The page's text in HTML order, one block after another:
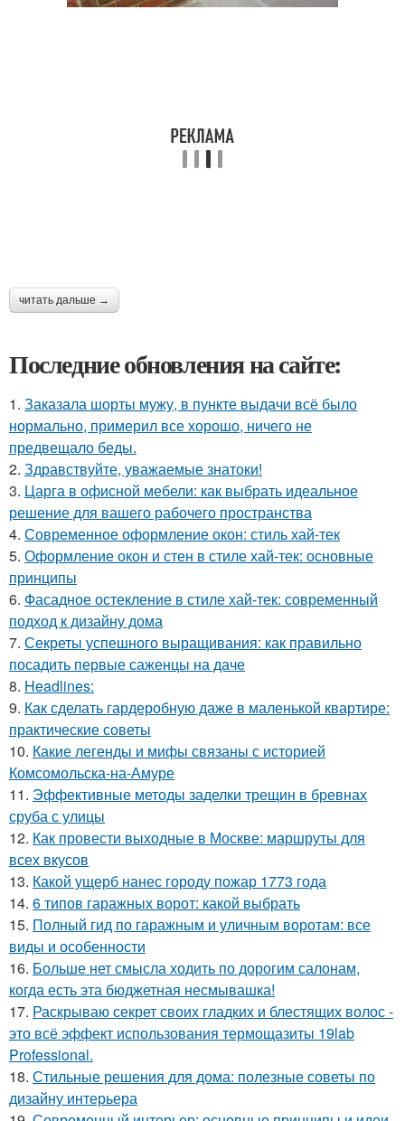
читать дальше →
Последние обновления на сайте:
1. Заказала шорты мужу, в пункте выдачи всё было
нормально, примерил все хорошо, ничего не
предвещало беды.
2. Здравствуйте, уважаемые знатоки!
3. Царга в офисной мебели: как выбрать идеальное
решение для вашего рабочего пространства
4. Современное оформление окон: стиль хай-тек
5. Оформление окон и стен в стиле хай-тек: основные
принципы
6. Фасадное остекление в стиле хай-тек: современный
подход к дизайну дома
7. Секреты успешного выращивания: как правильно
посадить первые саженцы на даче
8. Headlines:
9. Как сделать гардеробную даже в маленькой квартире:
практические советы
10. Какие легенды и мифы связаны с историей
Комсомольска-на-Амуре
11. Эффективные методы заделки трещин в бревнах
сруба с улицы
12. Как провести выходные в Москве: маршруты для
всех вкусов
13. Какой ущерб нанес городу пожар 1773 года
14. 6 типов гаражных ворот: какой выбрать
15. Полный гид по гаражным и уличным воротам: все
виды и особенности
16. Больше нет смысла ходить по дорогим салонам,
когда есть эта бюджетная несмывашка!
17. Раскрываю секрет своих гладких и блестящих волос -
это всё эффект использования термощазиты 19lab
Professional.
18. Стильные решения для дома: полезные советы по
дизайну интерьера